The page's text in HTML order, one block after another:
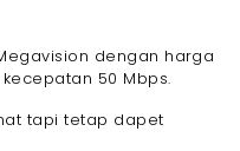
dengan harga
50 Mbps.
tapi tetap dapet